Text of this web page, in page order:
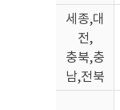
세종,대
전,
충북,충
남,전북